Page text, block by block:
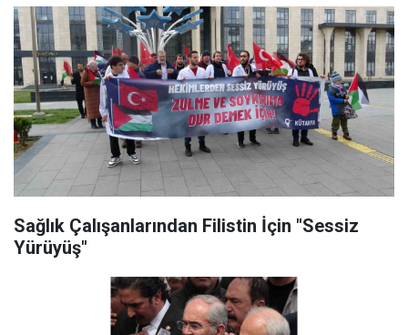
Sağlık Çalışanlarından Filistin İçin "Sessiz
Yürüyüş"